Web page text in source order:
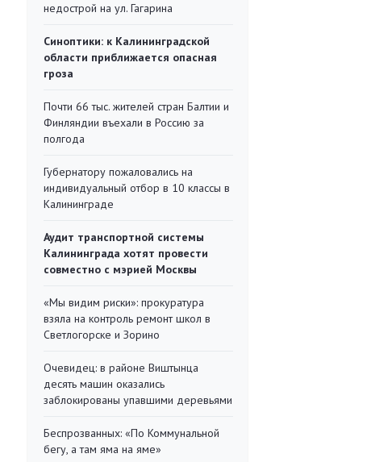
недострой на ул. Гагарина
Синоптики: к Калининградской
области приближается опасная
гроза
Почти 66 тыс. жителей стран Балтии и
Финляндии въехали в Россию за
полгода
Губернатору пожаловались на
индивидуальный отбор в 10 классы в
Калининграде
Аудит транспортной системы
Калининграда хотят провести
совместно с мэрией Москвы
«Мы видим риски»: прокуратура
взяла на контроль ремонт школ в
Светлогорске и Зорино
Очевидец: в районе Виштынца
десять машин оказались
заблокированы упавшими деревьями
Беспрозванных: «По Коммунальной
бегу, а там яма на яме»